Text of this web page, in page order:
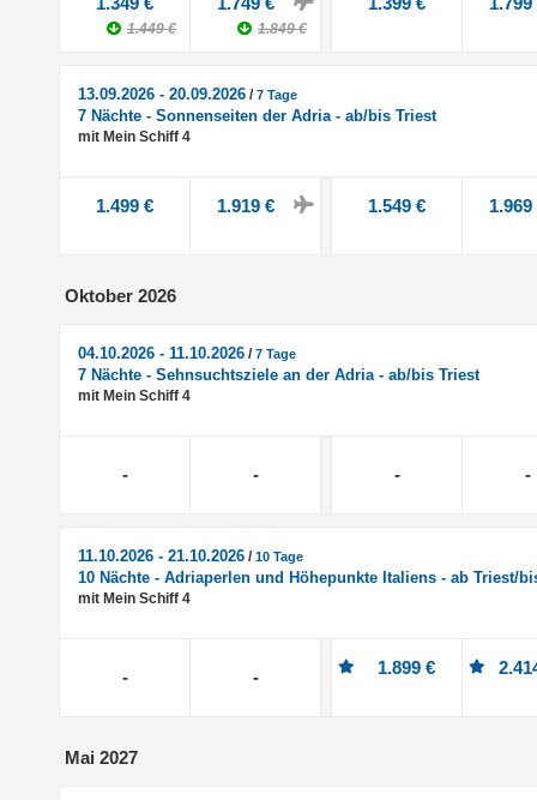
1.449 € 1.849 €
13.09.2026 - 20.09.2026 /7 Tage
7 Nächte - Sonnenseiten der Adria - ab/bis Triest
mit Mein Schiff 4
1.499 € 1.919 € 1.549 € 1.969
Oktober 2026
04.10.2026 - 11.10.2026 /7 Tage
7 Nächte - Sehnsuchtsziele an der Adria - ab/bis Triest
mit Mein Schiff 4
- - - -
11.10.2026 - 21.10.2026 /10 Tage
10 Nächte - Adriaperlen und Höhepunkte Italiens - ab Triest/
mit Mein Schiff 4
- - 1.899 €
Mai 2027